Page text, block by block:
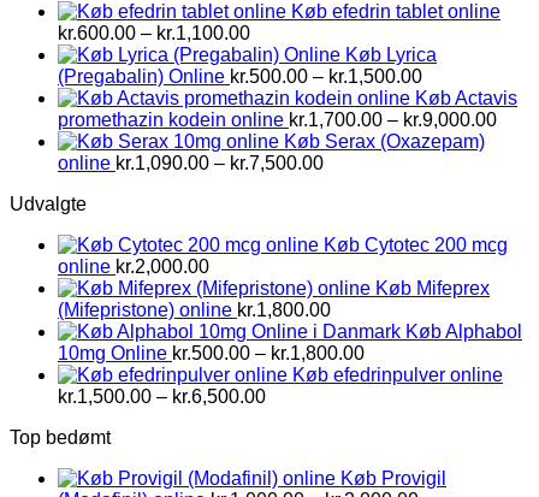
Køb efedrin tablet online
kr.600.00 – kr.1,100.00Prisinterval:
kr.600.00
til
kr.1,100.00
Køb Lyrica
(Pregabalin) Online kr.500.00 – kr.1,500.00Prisinterval:
kr.500.00
til
kr.1,500.00
Køb Actavis
promethazin kodein online kr.1,700.00 – kr.9,000.00
Køb Serax (Oxazepam)
online kr.1,090.00 – kr.7,500.00Prisinterval:
Udvalgte
Køb Cytotec 200 mcg
online kr.2,000.00
Køb Mifeprex
(Mifepristone) online kr.1,800.00
Køb Alphabol
10mg Online kr.500.00 – kr.1,800.00Prisinterval:
kr.500.00
Køb efedrinpulver online
kr.1,500.00 – kr.6,500.00Prisinterval:
Top bedømt
Køb Provigil